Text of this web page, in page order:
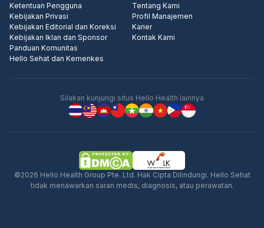
Ketentuan Pengguna
Kebijakan Privasi
Kebijakan Editorial dan Koreksi
Kebijakan Iklan dan Sponsor
Panduan Komunitas
Hello Sehat dan Kemenkes
Tentang Kami
Profil Manajemen
Karier
Kontak Kami
Silakan kunjungi situs Hello Health lainnya
©2026 Hello Health Group Pte. Ltd. Hak Cipta Dilindungi. Hello Sehat
tidak menawarkan saran medis, diagnosis, atau perawatan.